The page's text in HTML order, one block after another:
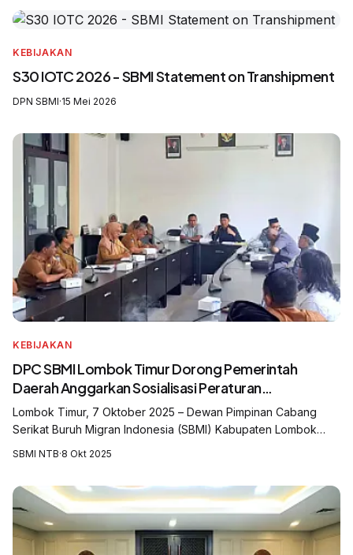
KEBIJAKAN
S30 IOTC 2026 - SBMI Statement on Transhipment
DPN SBMI·15 Mei 2026
KEBIJAKAN
DPC SBMI Lombok Timur Dorong Pemerintah
Daerah Anggarkan Sosialisasi Peraturan
Pelindungan Pekerja Migran Indonesia
Lombok Timur, 7 Oktober 2025 – Dewan Pimpinan Cabang
Serikat Buruh Migran Indonesia (SBMI) Kabupaten Lombok
SBMI NTB·8 Okt 2025